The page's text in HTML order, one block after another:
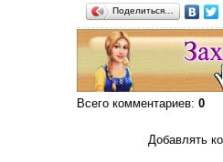
Поделиться…
Всего комментариев: 0
Добавлять